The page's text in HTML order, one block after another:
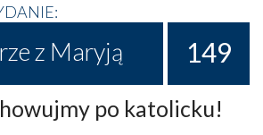
z Maryją 149
po katolicku!